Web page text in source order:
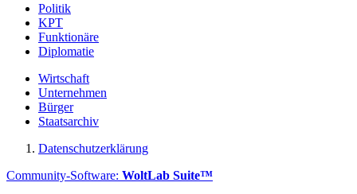
Politik
KPT
Funktionäre
Diplomatie
Wirtschaft
Unternehmen
Bürger
Staatsarchiv
Datenschutzerklärung
Community-Software: WoltLab Suite™